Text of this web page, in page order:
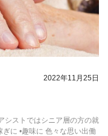
2022年11月25日
シストではシニア層の方の就
に •趣味に 色々な思い出働